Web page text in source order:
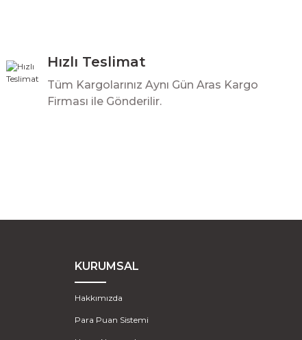
Hızlı Teslimat
Tüm Kargolarınız Aynı Gün Aras Kargo
Firması ile Gönderilir.
KURUMSAL
Hakkımızda
Para Puan Sistemi